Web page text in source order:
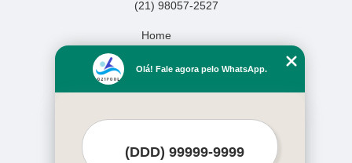
(21) 98057-2527
Home
Missão
Serviços
Mais Serviços
Olá! Fale agora pelo WhatsApp.